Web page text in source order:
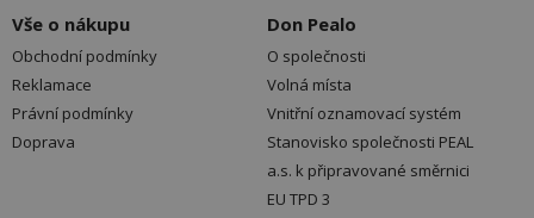
Vše o nákupu
Obchodní podmínky
Reklamace
Právní podmínky
Doprava
Don Pealo
O společnosti
Volná místa
Vnitřní oznamovací systém
Stanovisko společnosti PEAL
a.s. k připravované směrnici
EU TPD 3